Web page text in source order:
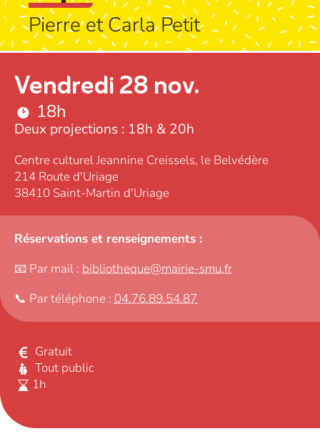
Pierre et Carla Petit
Vendredi 28 nov.
18h
Deux projections : 18h & 20h
Centre culturel Jeannine Creissels, le Belvédère
214 Route d'Uriage
38410 Saint-Martin d'Uriage
Réservations et renseignements :
📧 Par mail : bibliotheque@mairie-smu.fr
📞 Par téléphone : 04.76.89.54.87
Gratuit
Tout public
1h